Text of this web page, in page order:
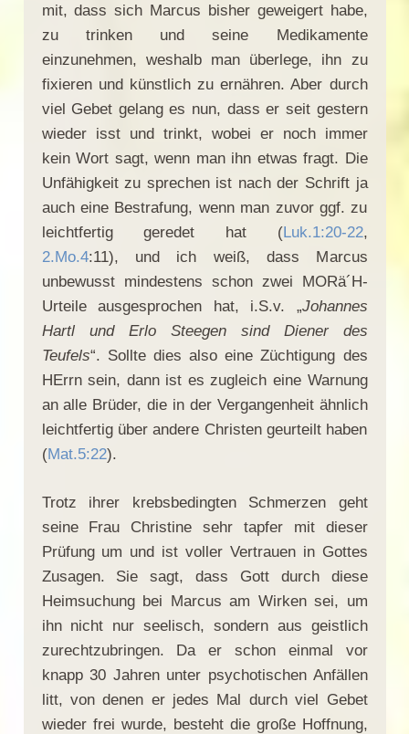
mit, dass sich Marcus bisher geweigert habe,
zu trinken und seine Medikamente
einzunehmen, weshalb man überlege, ihn zu
fixieren und künstlich zu ernähren. Aber durch
viel Gebet gelang es nun, dass er seit gestern
wieder isst und trinkt, wobei er noch immer
kein Wort sagt, wenn man ihn etwas fragt. Die
Unfähigkeit zu sprechen ist nach der Schrift ja
auch eine Bestrafung, wenn man zuvor ggf. zu
leichtfertig geredet hat (Luk.1:20-22,
2.Mo.4:11), und ich weiß, dass Marcus
unbewusst mindestens schon zwei MORä´H-
Urteile ausgesprochen hat, i.S.v. „Johannes
Hartl und Erlo Steegen sind Diener des
Teufels“. Sollte dies also eine Züchtigung des
HErrn sein, dann ist es zugleich eine Warnung
an alle Brüder, die in der Vergangenheit ähnlich
leichtfertig über andere Christen geurteilt haben
(Mat.5:22).
Trotz ihrer krebsbedingten Schmerzen geht
seine Frau Christine sehr tapfer mit dieser
Prüfung um und ist voller Vertrauen in Gottes
Zusagen. Sie sagt, dass Gott durch diese
Heimsuchung bei Marcus am Wirken sei, um
ihn nicht nur seelisch, sondern aus geistlich
zurechtzubringen. Da er schon einmal vor
knapp 30 Jahren unter psychotischen Anfällen
litt, von denen er jedes Mal durch viel Gebet
wieder frei wurde, besteht die große Hoffnung,